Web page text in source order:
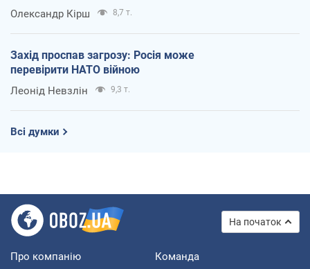
Олександр Кірш 8,7 т.
Захід проспав загрозу: Росія може
перевірити НАТО війною
Леонід Невзлін 9,3 т.
Всі думки
На початок
Про компанію Команда